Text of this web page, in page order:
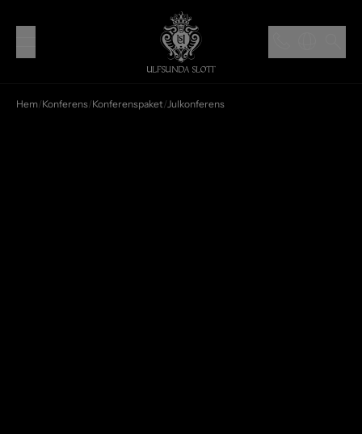
Hem/Konferens/Konferenspaket/Julkonferens